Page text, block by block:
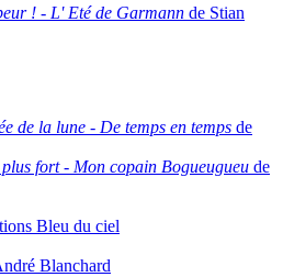
! - L' Eté de Garmann de Stian
de la lune - De temps en temps de
fort - Mon copain Bogueugueu de
Bleu du ciel
Blanchard